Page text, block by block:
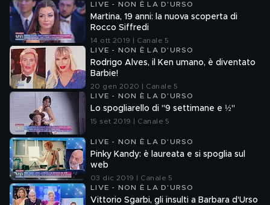
LIVE - NON È LA D'URSO
Martina, 19 anni: la nuova scoperta di
Rocco Siffredi
14 ott 2019 | Canale 5
LIVE - NON È LA D'URSO
Rodrigo Alves, il Ken umano, è diventato
Barbie!
20 gen 2020 | Canale 5
LIVE - NON È LA D'URSO
Lo spogliarello di "9 settimane e ½"
15 set 2019 | Canale 5
LIVE - NON È LA D'URSO
Pinky Kandy: è laureata e si spoglia sul
web
03 dic 2019 | Canale 5
LIVE - NON È LA D'URSO
Vittorio Sgarbi, gli insulti a Barbara d'Urso